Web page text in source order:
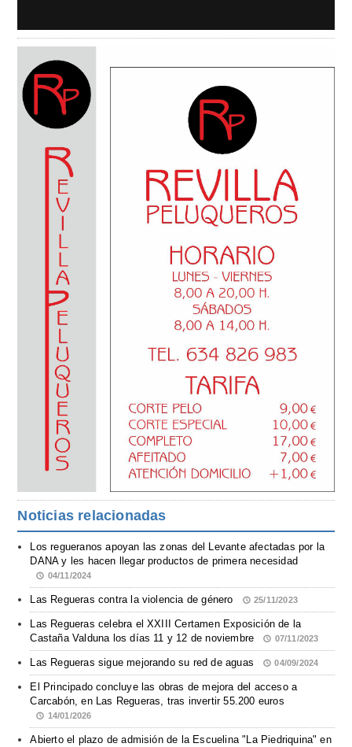
Noticias relacionadas
Los regueranos apoyan las zonas del Levante afectadas por la
DANA y les hacen llegar productos de primera necesidad
04/11/2024
Las Regueras contra la violencia de género 25/11/2023
Las Regueras celebra el XXIII Certamen Exposición de la
Castaña Valduna los días 11 y 12 de noviembre
07/11/2023
Las Regueras sigue mejorando su red de aguas 04/09/2024
El Principado concluye las obras de mejora del acceso a
Carcabón, en Las Regueras, tras invertir 55.200 euros
14/01/2026
Abierto el plazo de admisión de la Escuelina "La Piedriquina" en